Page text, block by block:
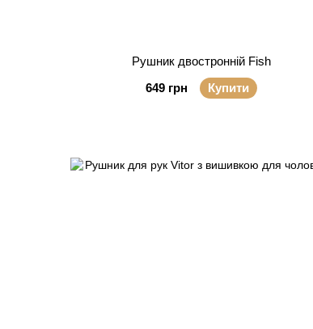
Рушник двостронній Fish
649 грн
Купити